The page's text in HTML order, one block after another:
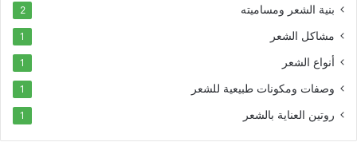
بنية الشعر ومساميته 2
مشاكل الشعر 1
أنواع الشعر 1
وصفات ومكونات طبيعية للشعر 1
روتين العناية بالشعر 1